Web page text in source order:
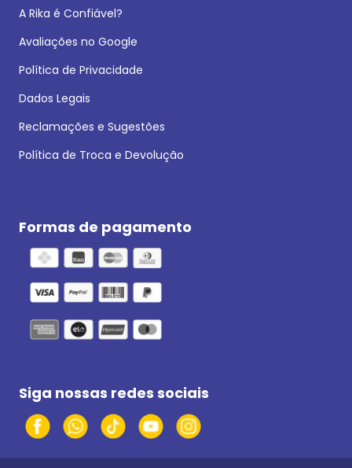
A Rika é Confiável?
Avaliações no Google
Política de Privacidade
Dados Legais
Reclamações e Sugestões
Política de Troca e Devolução
Formas de pagamento
Siga nossas redes sociais